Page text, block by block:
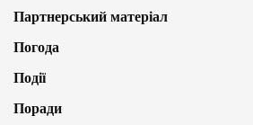
Партнерський матеріал
Погода
Події
Поради